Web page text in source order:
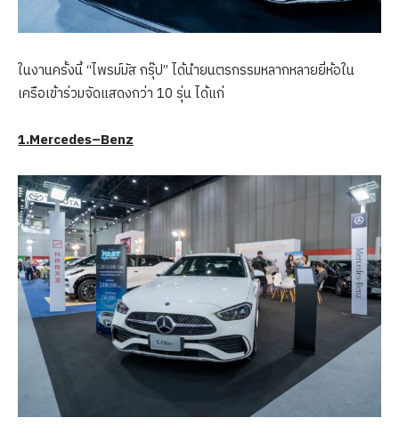
ในงานครั้งนี้ “ไพรม์มัส กรุ๊ป” ได้นำยนตรกรรมหลากหลายยี่ห้อใน
เครือเข้าร่วมจัดแสดงกว่า 10 รุ่น ได้แก่
1.Mercedes–Benz